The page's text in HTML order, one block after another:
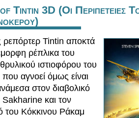
Tintin 3D (Οι Περιπετειες
ρεπόρτερ Tintin αποκτά
ρέπλικα του
ιστιοφόρου του
αγνοεί όμως είναι
στον διαβολικό
και τον
του Κόκκινου Ράκαμ